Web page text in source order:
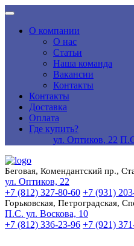
О компании
О нас
Статьи
Наша команда
Вакансии
Контакты
Контакты
Доставка
Оплата
Где купить?
ул. Оптиков, 22
Беговая, Комендантский пр.,
ул. Оптиков, 22
+7 (812) 327-80-60 +7 (931)
Горьковская, Петроградская,
П.С. ул. Воскова, 10
+7 (812) 336-23-96 +7 (921)